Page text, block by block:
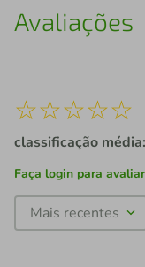
Avaliações
☆☆☆☆☆
classificação
Faça login para
Mais recentes